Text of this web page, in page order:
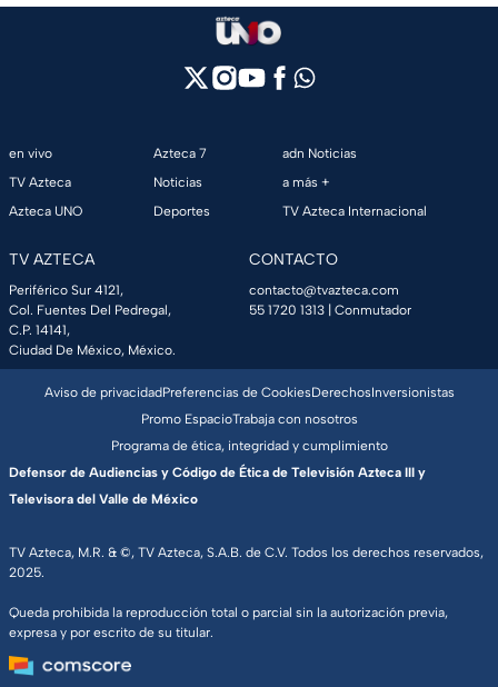
en vivo
TV Azteca
Azteca UNO
Azteca 7
Noticias
Deportes
adn Noticias
a más +
TV Azteca Internacional
TV AZTECA
Periférico Sur 4121,
Col. Fuentes Del Pedregal,
C.P. 14141,
Ciudad De México, México.
CONTACTO
contacto@tvazteca.com
55 1720 1313 | Conmutador
TV Azteca, M.R. & ©, TV Azteca, S.A.B. de C.V. Todos los derechos reservados,
2025.
Queda prohibida la reproducción total o parcial sin la autorización previa,
expresa y por escrito de su titular.
Aviso de privacidadPreferencias de CookiesDerechosInversionistas
Promo EspacioTrabaja con nosotros
Programa de ética, integridad y cumplimiento
Defensor de Audiencias y Código de Ética de Televisión Azteca III y
Televisora del Valle de México